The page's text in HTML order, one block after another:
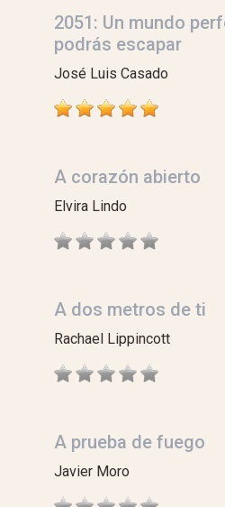
2051: Un mundo
podrás escapar
José Luis Casado
A corazón abierto
Elvira Lindo
A dos metros de ti
Rachael Lippincott
A prueba de fuego
Javier Moro